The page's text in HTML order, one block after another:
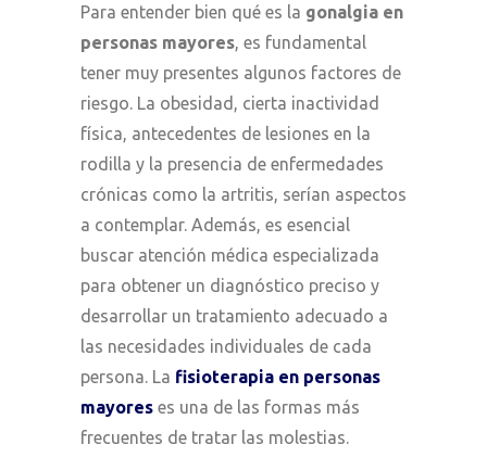
Para entender bien qué es la gonalgia en
personas mayores, es fundamental
tener muy presentes algunos factores de
riesgo. La obesidad, cierta inactividad
física, antecedentes de lesiones en la
rodilla y la presencia de enfermedades
crónicas como la artritis, serían aspectos
a contemplar. Además, es esencial
buscar atención médica especializada
para obtener un diagnóstico preciso y
desarrollar un tratamiento adecuado a
las necesidades individuales de cada
persona. La fisioterapia en personas
mayores es una de las formas más
frecuentes de tratar las molestias.